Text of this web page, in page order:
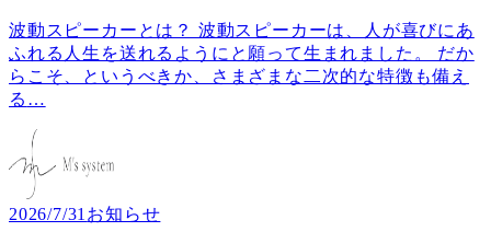
波動スピーカーとは？ 波動スピーカーは、人が喜びにあ
ふれる人生を送れるようにと願って生まれました。 だか
らこそ、というべきか、さまざまな二次的な特徴も備え
る …
2026/7/31 お知らせ